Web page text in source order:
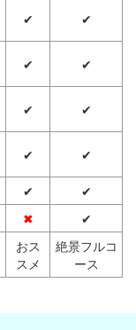
✔ ✔
✔ ✔
✔ ✔
✔ ✔
✔
✔
✖
✔
おス
スメ
絶景フルコ
ース